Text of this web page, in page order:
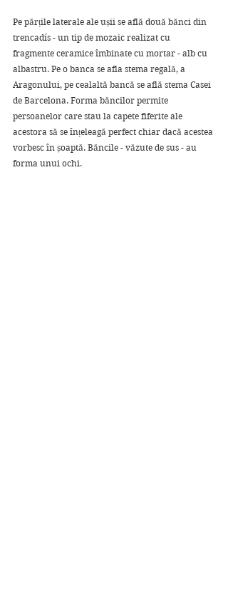
Pe părțile laterale ale ușii se află două bănci din
trencadís - un tip de mozaic realizat cu
fragmente ceramice îmbinate cu mortar - alb cu
albastru. Pe o banca se afla stema regală, a
Aragonului, pe cealaltă bancă se află stema Casei
de Barcelona. Forma băncilor permite
persoanelor care stau la capete fiferite ale
acestora să se înțeleagă perfect chiar dacă acestea
vorbesc în șoaptă. Băncile - văzute de sus - au
forma unui ochi.